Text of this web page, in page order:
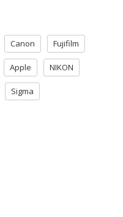
Canon Fujifilm
Apple NIKON
Sigma